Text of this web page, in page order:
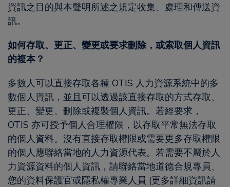
資訊之目的與本聲明所述之規定收集、處理和傳送資
訊。
如何存取、更正、變更或要求刪除，或索取個人資訊
的複本？
多數人可以直接存取各種 OTIS 人力資源系統中的多
數個人資訊，並且可以透過該直接存取的方式存取、
更正、變更、刪除或複製個人資訊。若經要求，
OTIS 亦可授予個人合理權限，以存取平常無法存取
的個人資料。沒有直接存取權限或需要更多存取權限
的個人應聯絡當地的人力資源代表。若需要不屬於人
力資源資料的個人資訊，請聯絡當地道德合規專員、
您的資料保護官或隱私權專業人員 (更多詳細資訊請